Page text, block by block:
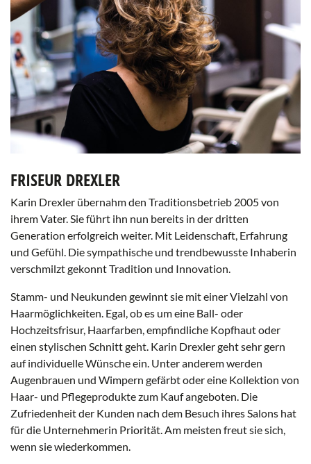
FRISEUR DREXLER
Karin Drexler übernahm den Traditionsbetrieb 2005 von
ihrem Vater. Sie führt ihn nun bereits in der dritten
Generation erfolgreich weiter. Mit Leidenschaft, Erfahrung
und Gefühl. Die sympathische und trendbewusste Inhaberin
verschmilzt gekonnt Tradition und Innovation.
Stamm- und Neukunden gewinnt sie mit einer Vielzahl von
Haarmöglichkeiten. Egal, ob es um eine Ball- oder
Hochzeitsfrisur, Haarfarben, empfindliche Kopfhaut oder
einen stylischen Schnitt geht. Karin Drexler geht sehr gern
auf individuelle Wünsche ein. Unter anderem werden
Augenbrauen und Wimpern gefärbt oder eine Kollektion von
Haar- und Pflegeprodukte zum Kauf angeboten. Die
Zufriedenheit der Kunden nach dem Besuch ihres Salons hat
für die Unternehmerin Priorität. Am meisten freut sie sich,
wenn sie wiederkommen.